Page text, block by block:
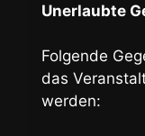
Unerlaubte
Folgende
das
werden: